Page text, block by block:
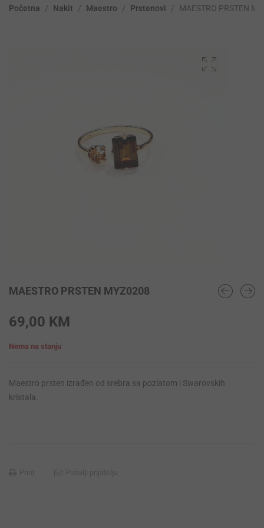
Početna / Nakit / Maestro / Prstenovi / MAESTRO PRSTEN
MAESTRO PRSTEN MYZ0208
69,00 KM
Nema na stanju
Maestro prsten izrađen od srebra sa pozlatom i Swarovskih
kristala.